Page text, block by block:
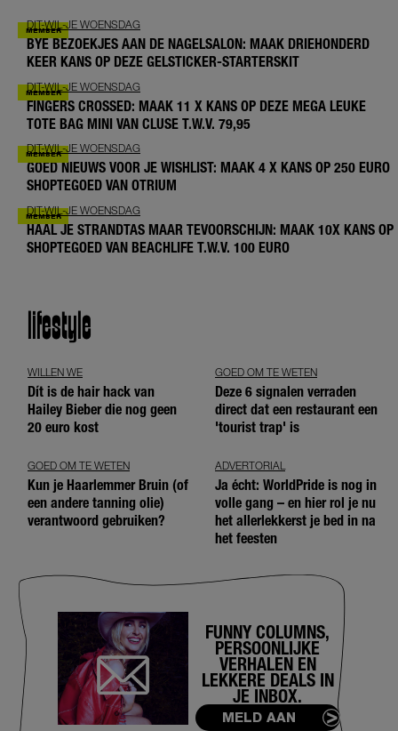
DIT-WIL-JE WOENSDAG
BYE BEZOEKJES AAN DE NAGELSALON: MAAK DRIEHONDERD
KEER KANS OP DEZE GELSTICKER-STARTERSKIT
DIT-WIL-JE WOENSDAG
FINGERS CROSSED: MAAK 11 X KANS OP DEZE MEGA LEUKE
TOTE BAG MINI VAN CLUSE T.W.V. 79,95
DIT-WIL-JE WOENSDAG
GOED NIEUWS VOOR JE WISHLIST: MAAK 4 X KANS OP 250 EURO
SHOPTEGOED VAN OTRIUM
DIT-WIL-JE WOENSDAG
HAAL JE STRANDTAS MAAR TEVOORSCHIJN: MAAK 10X KANS OP
SHOPTEGOED VAN BEACHLIFE T.W.V. 100 EURO
lifestyle
WILLEN WE
Dít is de hair hack van
Hailey Bieber die nog geen
20 euro kost
GOED OM TE WETEN
Deze 6 signalen verraden
direct dat een restaurant een
'tourist trap' is
GOED OM TE WETEN
Kun je Haarlemmer Bruin (of
een andere tanning olie)
verantwoord gebruiken?
ADVERTORIAL
Ja écht: WorldPride is nog in
volle gang – en hier rol je nu
het allerlekkerst je bed in na
het feesten
FUNNY COLUMNS,
PERSOONLIJKE
VERHALEN EN
LEKKERE DEALS IN
JE INBOX.
MELD AAN